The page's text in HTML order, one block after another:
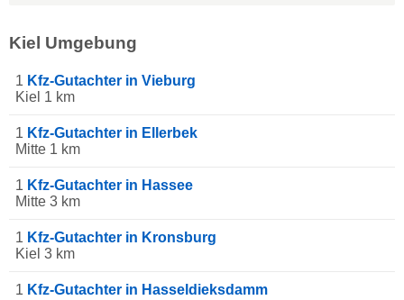
Kiel Umgebung
1 Kfz-Gutachter in Vieburg
Kiel 1 km
1 Kfz-Gutachter in Ellerbek
Mitte 1 km
1 Kfz-Gutachter in Hassee
Mitte 3 km
1 Kfz-Gutachter in Kronsburg
Kiel 3 km
1 Kfz-Gutachter in Hasseldieksdamm